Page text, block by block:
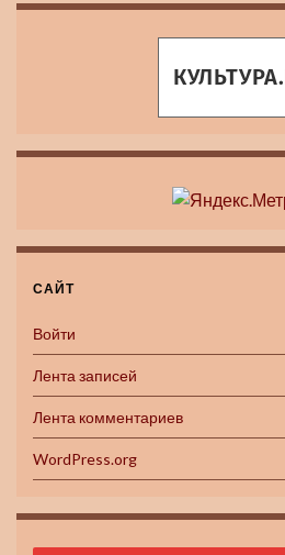
САЙТ
Войти
Лента записей
Лента комментариев
WordPress.org